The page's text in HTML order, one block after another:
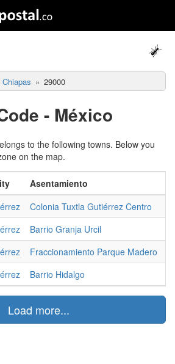
Chiapas 29000
- México
to the following towns. Below you
on the map.
Asentamiento
Colonia Tuxtla Gutiérrez Centro
Barrio Granja Urcil
Fraccionamiento Parque Madero
Barrio Hidalgo
Load more...